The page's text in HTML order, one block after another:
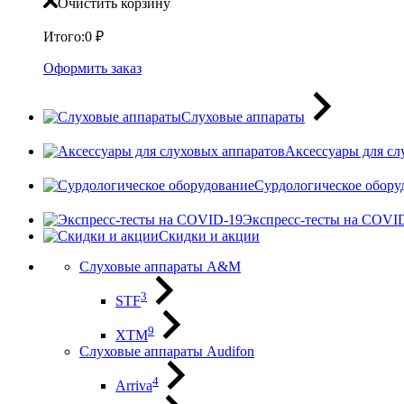
Очистить корзину
Итого:0 ₽
Оформить заказ
Слуховые аппараты
Аксессуары для
Сурдологическое
Экспресс-тесты на
Скидки и акции
Слуховые аппараты A&M
STF3
XTM9
Слуховые аппараты Audifon
Arriva4